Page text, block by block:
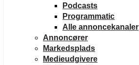
Podcasts
Programmatic
Alle annoncekanaler
Annoncører
Markedsplads
Medieudgivere